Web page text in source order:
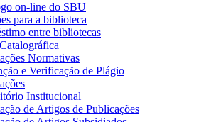
on-line do SBU
para a biblioteca
entre bibliotecas
Normativas
e Verificação de Plágio
Institucional
de Artigos de Publicações